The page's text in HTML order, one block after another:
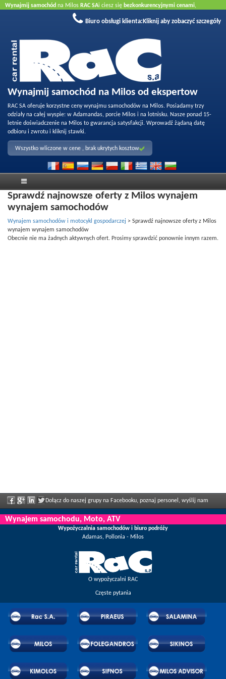
Wynajmij samochód na Milos RAC SAi ciesz się bezkonkurencyjnymi cenami,
oraz
Nie wymagana karta kredytowa.
Biuro obsługi klienta: Kliknij aby zobaczyć szczegóły
Wynajmij samochód na Milos od ekspertow
RAC SA oferuje korzystne ceny wynajmu samochodów na Milos. Posiadamy trzy
odziały na całej wyspie: w Adamandas, porcie Milos i na lotnisku. Nasze ponad 15-
letnie doświadczenie na Milos to gwarancja satysfakcji. Wprowadź żądaną datę
odbioru i zwrotu i kliknij stawki.
Wszystko wliczone w cene , brak ukrytych kosztow
Sprawdź najnowsze oferty z Milos wynajem
wynajem samochodów
Wynajem samochodów i motocykl gospodarczej > Sprawdź najnowsze oferty z Milos
wynajem wynajem samochodów
Obecnie nie ma żadnych aktywnych ofert. Prosimy sprawdzić ponownie innym razem.
Dołącz do naszej grupy na Facebooku, poznaj personel, wyślij nam
swoją opinię i ciesz się regularnie ogłaszanymi zniżkami i ofertami.
Wynajem samochodu, Moto, ATV
Wypożyczalnia samochodów i biuro podróży
Adamas, Pollonia - Milos
O wypożyczalni RAC
Częste pytania